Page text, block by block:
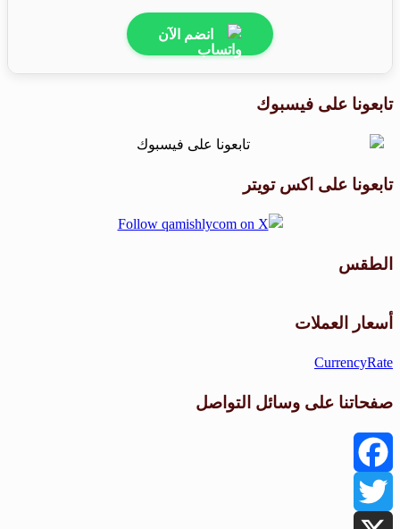
انضم الآن
تابعونا على فيسبوك
تابعونا على اكس تويتر
الطقس
أسعار العملات
CurrencyRate
صفحاتنا على وسائل التواصل
Facebook